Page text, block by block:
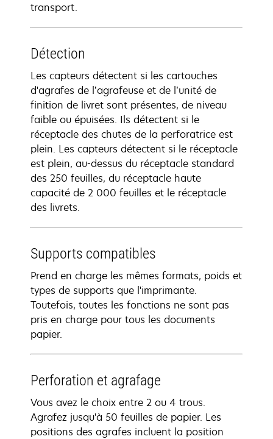
transport.
Détection
Les capteurs détectent si les cartouches
d'agrafes de l’agrafeuse et de l’unité de
finition de livret sont présentes, de niveau
faible ou épuisées. Ils détectent si le
réceptacle des chutes de la perforatrice est
plein. Les capteurs détectent si le réceptacle
est plein, au-dessus du réceptacle standard
des 250 feuilles, du réceptacle haute
capacité de 2 000 feuilles et le réceptacle
des livrets.
Supports compatibles
Prend en charge les mêmes formats, poids et
types de supports que l'imprimante.
Toutefois, toutes les fonctions ne sont pas
pris en charge pour tous les documents
papier.
Perforation et agrafage
Vous avez le choix entre 2 ou 4 trous.
Agrafez jusqu'à 50 feuilles de papier. Les
positions des agrafes incluent la position